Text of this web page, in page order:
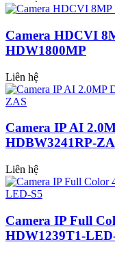
Camera HDCVI
HDW1800MP
Liên hệ
Camera IP AI
HDBW3241RP-
Liên hệ
Camera IP Full
HDW1239T1-